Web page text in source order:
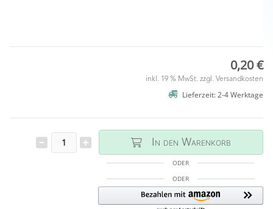
0,20 €
inkl. 19 % MwSt. zzgl. Versandkosten
Lieferzeit: 2-4 Werktage
In den Warenkorb
ODER
ODER